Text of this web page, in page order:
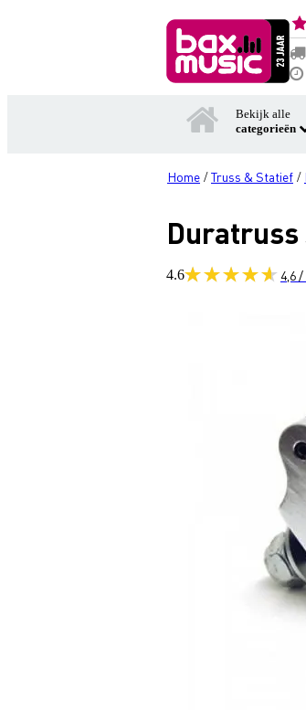
Bekijk alle
categorieën
Home /Truss & Statief /
Duratruss
4.6 4,6 /